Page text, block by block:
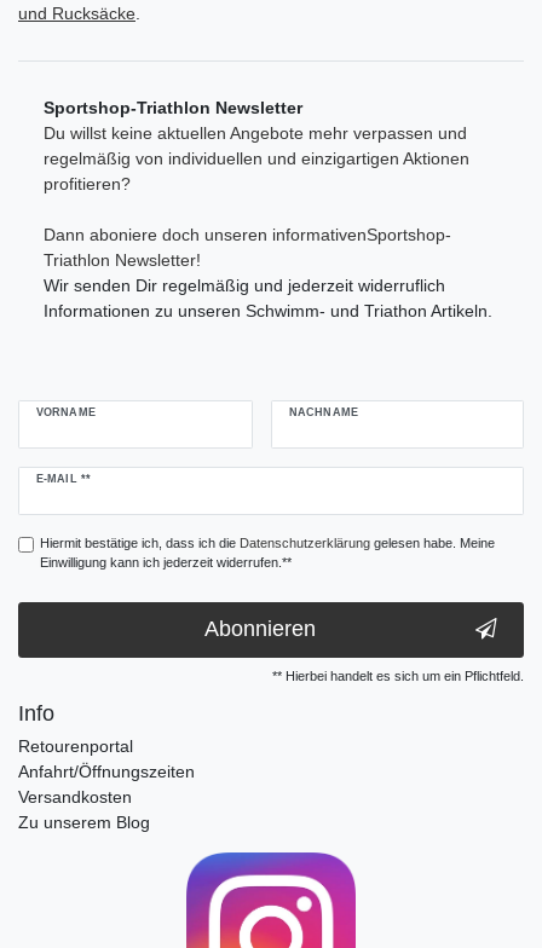
und Rucksäcke
Sportshop-Triathlon Newsletter
Du willst keine aktuellen Angebote mehr verpassen und
regelmäßig von individuellen und einzigartigen Aktionen
profitieren?
Dann aboniere doch unseren informativenSportshop-
Triathlon Newsletter!
Wir senden Dir regelmäßig und jederzeit widerruflich
Informationen zu unseren Schwimm- und Triathon Artikeln.
VORNAME NACHNAME
E-MAIL **
Newsletter
Hiermit bestätige ich, dass ich die Daten­schutz­erklärunggelesen habe. Meine
Einwilligung kann ich jederzeit widerrufen.**
Abonnieren
** Hierbei handelt es sich um ein Pflichtfeld.
Info
Retourenportal
Anfahrt/Öffnungszeiten
Versandkosten
Zu unserem Blog